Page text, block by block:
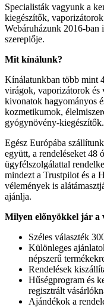
Specialisták vagyunk a
kiegészítők,
Webáruházunk 2016-ban
szereplője.​
Mit kínálunk?
Kínálatunkban több mint
virágok, vaporizátorok és
kivonatok hagyományos
kozmetikumok,
gyógynövény-kiegészítők.​
Egész Európába
együtt, a rendeléseket 48
ügyfélszolgálattal
mindezt a Trustpilot és a
vélemények is
ajánlja.​
Milyen előnyökkel jár a
Széles választék
Különleges
népszerű
Rendelések
Hűségprogram és
regisztrált
Ajándékok a